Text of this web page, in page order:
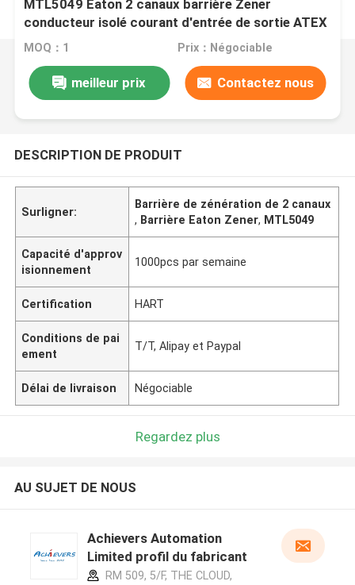
MTL5049 Eaton 2 canaux barrière Zener
conducteur isolé courant d'entrée de sortie ATEX
4 à 20mA
MOQ：1 Prix：Négociable
meilleur prix Contactez nous
DESCRIPTION DE PRODUIT
Surligner:
Barrière de zénération de 2 canaux
, Barrière Eaton Zener, MTL5049
Capacité d'approv
isionnement
1000pcs par semaine
Certification HART
Conditions de pai
ement
T/T, Alipay et Paypal
Délai de livraison Négociable
Regardez plus
AU SUJET DE NOUS
Achievers Automation
Limited profil du fabricant
RM 509, 5/F, THE CLOUD,